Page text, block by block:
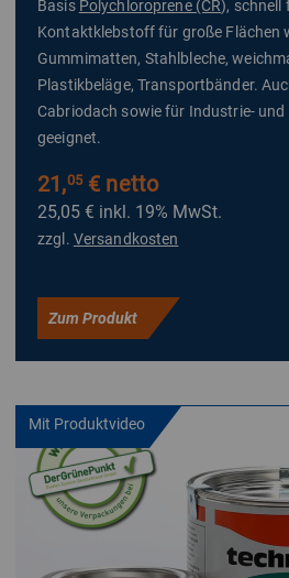
Basis Polychloroprene (CR), schnell
Kontaktklebstoff für große Flächen
Gummimatten, Stahlbleche,
Plastikbeläge, Transportbänder.
Cabriodach sowie für Industrie-
geeignet.
21,05€ netto
25,05 € inkl. 19% MwSt.
zzgl. Versandkosten
Zum Produkt
Mit Produktvideo